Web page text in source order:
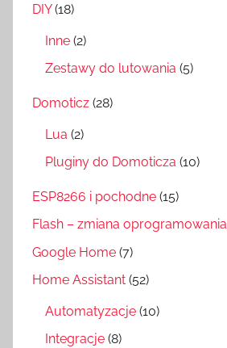
DIY(18)
Inne (2)
Zestawy do lutowania (5)
Domoticz (28)
Lua (2)
Pluginy do Domoticza (10)
ESP8266 i pochodne (15)
Flash – zmiana oprogramowania
Google Home (7)
Home Assistant (52)
Automatyzacje (10)
Integracje (8)